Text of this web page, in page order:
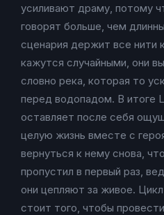
усиливают драму, потому
говорят больше, чем
сценария держит все нити
кажутся случайными, они
словно река, которая то
перед водопадом. В итоге
оставляет после себя
целую жизнь вместе с
вернуться к нему снова,
пропустил в первый раз,
они цепляют за живое.
стоит того, чтобы